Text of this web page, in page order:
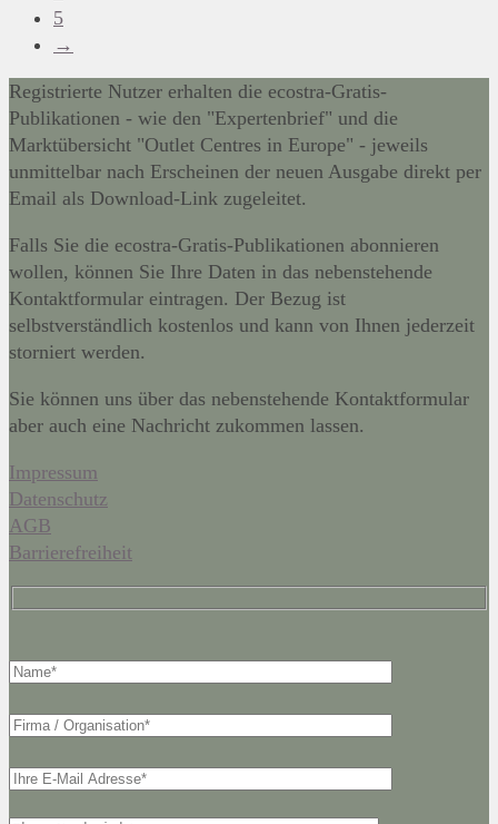
5
→
Registrierte Nutzer erhalten die ecostra-Gratis-
Publikationen - wie den "Expertenbrief" und die
Marktübersicht "Outlet Centres in Europe" - jeweils
unmittelbar nach Erscheinen der neuen Ausgabe direkt per
Email als Download-Link zugeleitet.
Falls Sie die ecostra-Gratis-Publikationen abonnieren
wollen, können Sie Ihre Daten in das nebenstehende
Kontaktformular eintragen. Der Bezug ist
selbstverständlich kostenlos und kann von Ihnen jederzeit
storniert werden.
Sie können uns über das nebenstehende Kontaktformular
aber auch eine Nachricht zukommen lassen.
Impressum
Datenschutz
AGB
Barrierefreiheit